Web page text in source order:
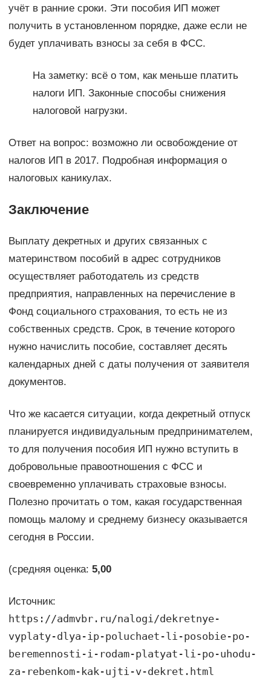
учёт в ранние сроки. Эти пособия ИП может
получить в установленном порядке, даже если не
будет уплачивать взносы за себя в ФСС.
На заметку: всё о том, как меньше платить
налоги ИП. Законные способы снижения
налоговой нагрузки.
Ответ на вопрос: возможно ли освобождение от
налогов ИП в 2017. Подробная информация о
налоговых каникулах.
Заключение
Выплату декретных и других связанных с
материнством пособий в адрес сотрудников
осуществляет работодатель из средств
предприятия, направленных на перечисление в
Фонд социального страхования, то есть не из
собственных средств. Срок, в течение которого
нужно начислить пособие, составляет десять
календарных дней с даты получения от заявителя
документов.
Что же касается ситуации, когда декретный отпуск
планируется индивидуальным предпринимателем,
то для получения пособия ИП нужно вступить в
добровольные правоотношения с ФСС и
своевременно уплачивать страховые взносы.
Полезно прочитать о том, какая государственная
помощь малому и среднему бизнесу оказывается
сегодня в России.
(средняя оценка: 5,00
Источник:
https://admvbr.ru/nalogi/dekretnye-
vyplaty-dlya-ip-poluchaet-li-posobie-po-
beremennosti-i-rodam-platyat-li-po-uhodu-
za-rebenkom-kak-ujti-v-dekret.html